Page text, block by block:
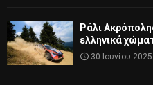
Ράλι
ελληνικά
30 Ιουνίου 2025